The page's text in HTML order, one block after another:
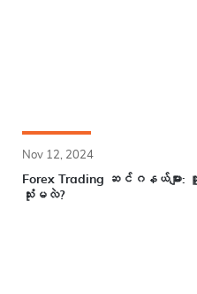
Nov 12, 2024
Forex Trading ဆင်ဂနယ်မျာ
သုံးမလဲ?